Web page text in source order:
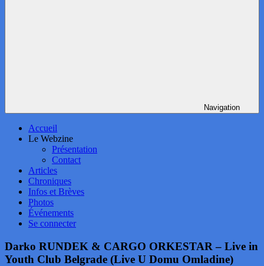
Navigation
Accueil
Le Webzine
Présentation
Contact
Articles
Chroniques
Infos et Brèves
Photos
Événements
Se connecter
Darko RUNDEK & CARGO ORKESTAR – Live in
Youth Club Belgrade (Live U Domu Omladine)